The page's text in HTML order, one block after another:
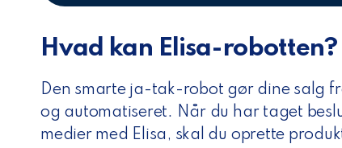
Hvad kan Elisa-robotten?
Den smarte ja-tak-robot gør dine salg
og automatiseret. Når du har taget
medier med Elisa, skal du oprette